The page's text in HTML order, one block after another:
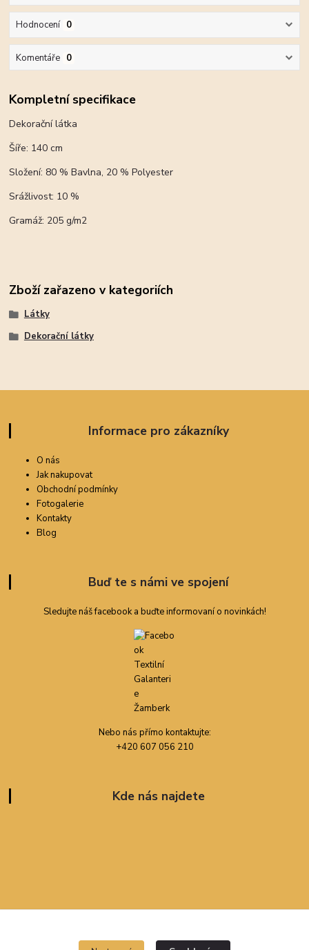
Hodnocení 0
Komentáře 0
Kompletní specifikace
Dekorační látka
Šíře: 140 cm
Složení: 80 % Bavlna, 20 % Polyester
Srážlivost: 10 %
Gramáž: 205 g/m2
Zboží zařazeno v kategoriích
Látky
Dekorační látky
Informace pro zákazníky
O nás
Jak nakupovat
Obchodní podmínky
Fotogalerie
Kontakty
Blog
Buď te s námi ve spojení
Sledujte náš facebook a buďte informovaní o novinkách!
Nebo nás přímo kontaktujte:
+420 607 056 210
Kde nás najdete